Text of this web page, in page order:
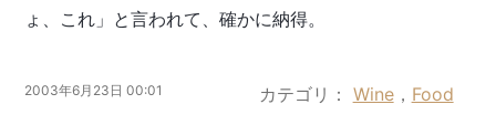
ょ、これ」と言われて、確かに納得。
2003年6月23日 00:01 カテゴリ Wine， Food